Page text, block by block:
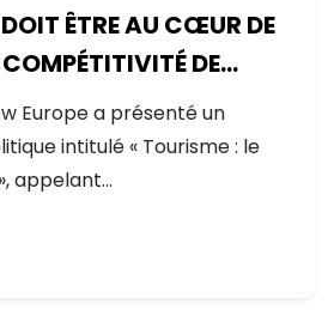
ÊTRE AU CŒUR DE
DE
Europe a présenté un
intitulé « Tourisme : le
appelant…